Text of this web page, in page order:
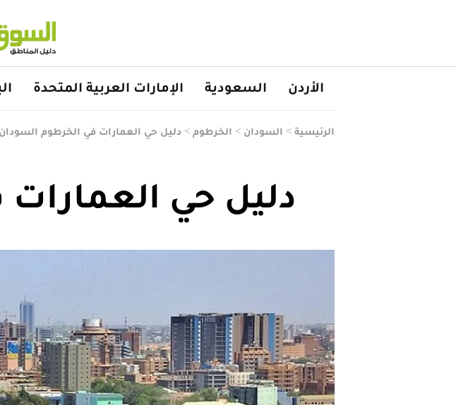
الأردن السعودية الإمارات العربية المتحدة
الرئيسية > السودان > الخرطوم > دليل حي العمارات في الخرطوم السودان
دليل حي